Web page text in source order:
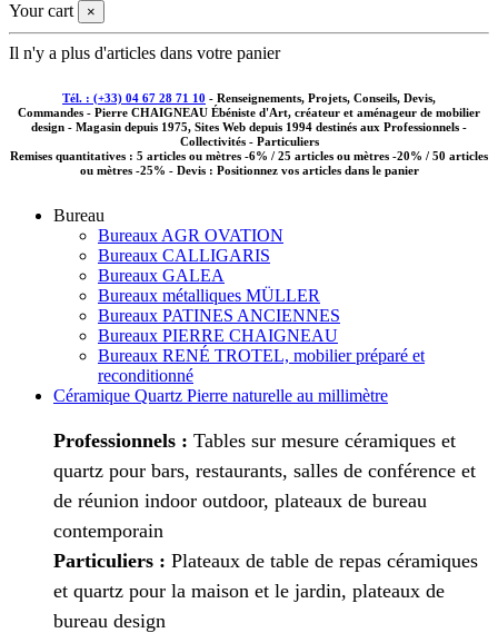
Your cart
×
Il n'y a plus d'articles dans votre panier
Tél. : (+33) 04 67 28 71 10 - Renseignements, Projets, Conseils, Devis,
Commandes - Pierre CHAIGNEAU Ébéniste d'Art, créateur et aménageur de mobilier
design - Magasin depuis 1975, Sites Web depuis 1994 destinés aux Professionnels -
Collectivités - Particuliers
Remises quantitatives : 5 articles ou mètres -6% / 25 articles ou mètres -20% / 50 articles
ou mètres -25% - Devis : Positionnez vos articles dans le panier
Bureau
Bureaux AGR OVATION
Bureaux CALLIGARIS
Bureaux GALEA
Bureaux métalliques MÜLLER
Bureaux PATINES ANCIENNES
Bureaux PIERRE CHAIGNEAU
Bureaux RENÉ TROTEL, mobilier préparé et
reconditionné
Céramique Quartz Pierre naturelle au millimètre
Professionnels : Tables sur mesure céramiques et
quartz pour bars, restaurants, salles de conférence et
de réunion indoor outdoor, plateaux de bureau
contemporain
Particuliers : Plateaux de table de repas céramiques
et quartz pour la maison et le jardin, plateaux de
bureau design